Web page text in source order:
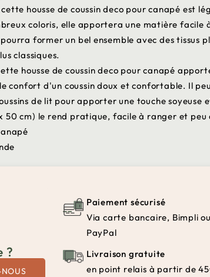
housse de coussin deco pour canapé est
coloris, elle apportera une matière facile
former un bel ensemble avec des tissus
classiques.
housse de coussin deco pour canapé
confort d'un coussin doux et confortable. Il
de lit pour apporter une touche soyeuse
50 cm) le rend pratique, facile à ranger et peu
?
Paiement sécurisé
Via carte bancaire, Bimpli ou
PayPal
Livraison gratuite
en point relais à partir de